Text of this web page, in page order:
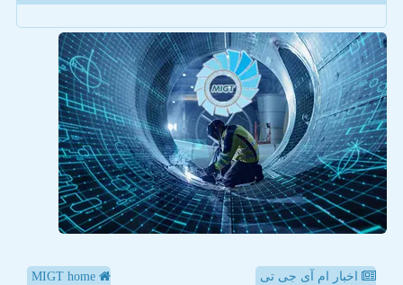
اخبار ام آی جی تی